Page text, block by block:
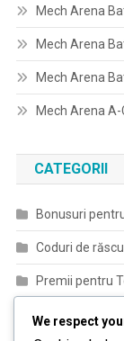
Mech Arena
Mech Arena
Mech Arena
Mech Arena
CATEGORII
Bonusuri
Coduri de
Premii pentru
We respect